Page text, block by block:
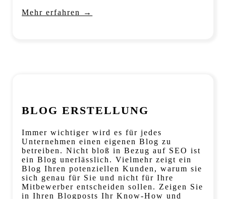
Mehr erfahren →
BLOG ERSTELLUNG
Immer wichtiger wird es für jedes
Unternehmen einen eigenen Blog zu
betreiben. Nicht bloß in Bezug auf SEO ist
ein Blog unerlässlich. Vielmehr zeigt ein
Blog Ihren potenziellen Kunden, warum sie
sich genau für Sie und nicht für Ihre
Mitbewerber entscheiden sollen. Zeigen Sie
in Ihren Blogposts Ihr Know-How und